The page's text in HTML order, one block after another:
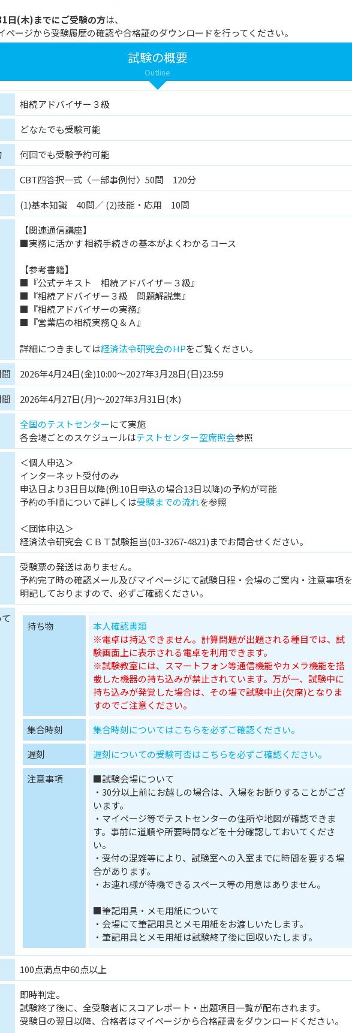
日(木)までにご受験の方は、
ページから受験履歴の確認や合格証のダウンロードを行ってください。
試験の概要
Outline
相続アドバイザー３級
どなたでも受験可能
何回でも受験予約可能
CBT四答択一式〈一部事例付〉50問 120分
(1)基本知識 40問／ (2)技能・応用 10問
【関連通信講座】
■実務に活かす 相続手続きの基本がよくわかるコース
【参考書籍】
■『公式テキスト 相続アドバイザー３級』
■『相続アドバイザー３級 問題解説集』
■『相続アドバイザーの実務』
■『営業店の相続実務Ｑ＆Ａ』
詳細につきましては経済法令研究会のHPをご覧ください。
2026年4月24日(金)10:00～2027年3月28日(日)23:59
2026年4月27日(月)～2027年3月31日(水)
全国のテストセンターにて実施
各会場ごとのスケジュールはテストセンター空席照会参照
＜個人申込＞
インターネット受付のみ
申込日より3日目以降(例:10日申込の場合13日以降)の予約が可能
予約の手順について詳しくは受験までの流れを参照
＜団体申込＞
経済法令研究会 ＣＢＴ試験担当(03-3267-4821)までお問合せください。
受験票の発送はありません。
予約完了時の確認メール及びマイページにて試験日程・会場のご案内・注意事項を
明記しておりますので、必ずご確認ください。
持ち物
本人確認書類
※電卓は持込できません。計算問題が出題される種目では、試
験画面上に表示される電卓を利用できます。
※試験教室には、スマートフォン等通信機能やカメラ機能を搭
載した機器の持ち込みが禁止されています。万が一、試験中に
持ち込みが発覚した場合は、その場で試験中止(欠席)となりま
すのでご注意ください。
集合時刻
集合時刻についてはこちらを必ずご確認ください。
遅刻
遅刻についての受験可否はこちらを必ずご確認ください。
注意事項
■試験会場について
・30分以上前にお越しの場合は、入場をお断りすることがござ
います。
・マイページ等でテストセンターの住所や地図が確認できま
す。事前に道順や所要時間などを十分確認しておいてくださ
い。
・受付の混雑等により、試験室への入室までに時間を要する場
合があります。
・お連れ様が待機できるスペース等の用意はありません。
■筆記用具・メモ用紙について
・会場にて筆記用具とメモ用紙をお渡しいたします。
・筆記用具とメモ用紙は試験終了後に回収いたします。
100点満点中60点以上
即時判定。
試験終了後に、全受験者にスコアレポート・出題項目一覧が配布されます。
受験日の翌日以降、合格者はマイページから合格証書をダウンロードください。